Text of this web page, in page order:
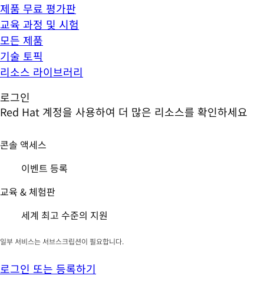
제품 무료 평가판
교육 과정 및 시험
모든 제품
기술 토픽
리소스 라이브러리
로그인
Red Hat 계정을 사용하여 더 많은 리소스를 확인하세요
콘솔 액세스
이벤트 등록
교육 & 체험판
세계 최고 수준의 지원
일부 서비스는 서브스크립션이 필요합니다.
로그인 또는 등록하기